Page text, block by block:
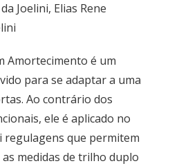
Joelini, Elias Rene
Amortecimento é um
para se adaptar a uma
Ao contrário dos
ele é aplicado no
que permitem
medidas de trilho duplo